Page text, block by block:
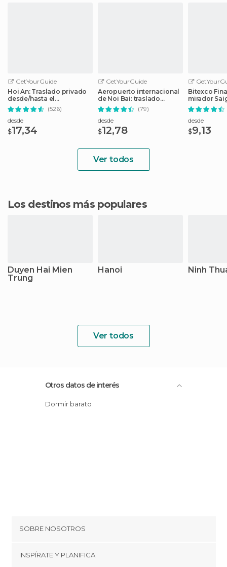
GetYourGuide
Hoi An: Traslado privado
desde/hasta el
aeropuerto de Da Nang
(526)
desde
$17,34
GetYourGuide
Aeropuerto internacional
de Noi Bai: traslado
privado
(79)
desde
$12,78
Bitexco
mirador
preferente
desde
$9,13
Ver todos
Los destinos más populares
Duyen Hai Mien
Trung
Hanoi Ninh
Ver todos
Otros datos de interés
Dormir barato
SOBRE NOSOTROS
Cookies
INSPÍRATE Y PLANIFICA